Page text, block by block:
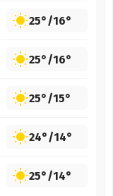
25°/16°
25°/16°
25°/15°
24°/14°
25°/14°